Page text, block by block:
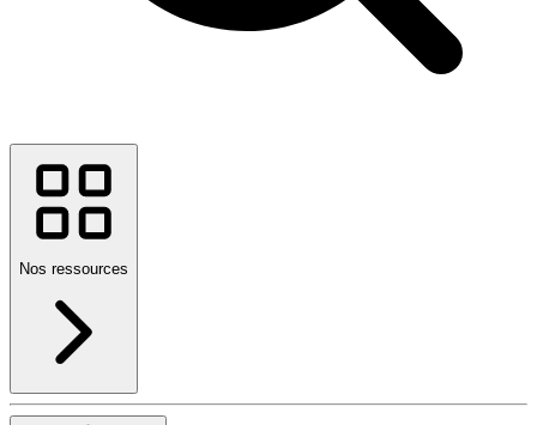
Nos ressources